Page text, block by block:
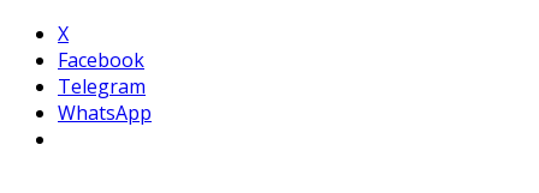
X
Facebook
Telegram
WhatsApp